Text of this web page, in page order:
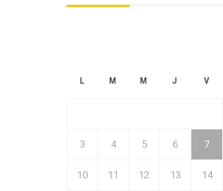
L M M J V
3 4 5 6 7
10 11 12 13 14